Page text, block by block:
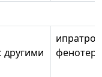
другими